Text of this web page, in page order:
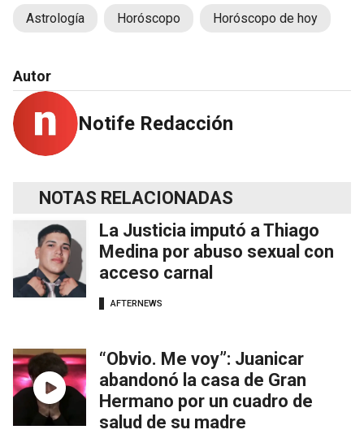
Astrología Horóscopo Horóscopo de hoy
Autor
Notife Redacción
NOTAS RELACIONADAS
La Justicia imputó a Thiago
Medina por abuso sexual con
acceso carnal
AFTERNEWS
“Obvio. Me voy”: Juanicar
abandonó la casa de Gran
Hermano por un cuadro de
salud de su madre